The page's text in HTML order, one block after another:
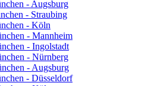
- Augsburg
- Straubing
- Köln
- Mannheim
- Ingolstadt
- Nürnberg
- Augsburg
- Düsseldorf